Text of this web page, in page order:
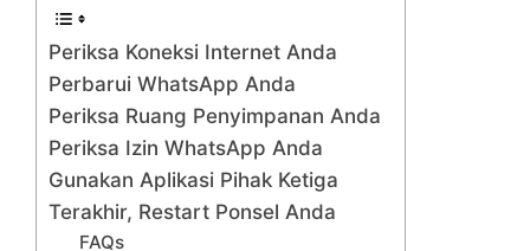
Periksa Koneksi Internet Anda
Perbarui WhatsApp Anda
Periksa Ruang Penyimpanan Anda
Periksa Izin WhatsApp Anda
Gunakan Aplikasi Pihak Ketiga
Terakhir, Restart Ponsel Anda
FAQs